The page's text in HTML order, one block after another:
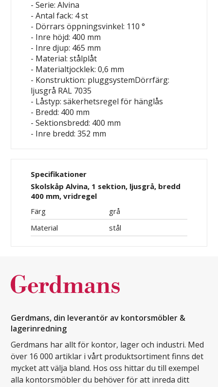
- Serie: Alvina
- Antal fack: 4 st
- Dörrars öppningsvinkel: 110 °
- Inre höjd: 400 mm
- Inre djup: 465 mm
- Material: stålplåt
- Materialtjocklek: 0,6 mm
- Konstruktion: pluggsystemDörrfärg:
ljusgrå RAL 7035
- Låstyp: säkerhetsregel för hänglås
- Bredd: 400 mm
- Sektionsbredd: 400 mm
- Inre bredd: 352 mm
Specifikationer
Skolskåp Alvina, 1 sektion, ljusgrå, bredd
400 mm, vridregel
Färg
grå
Material
stål
Gerdmans, din leverantör av kontorsmöbler &
lagerinredning
Gerdmans har allt för kontor, lager och industri. Med
över 16 000 artiklar i vårt produktsortiment finns det
mycket att välja bland. Hos oss hittar du till exempel
alla kontorsmöbler du behöver för att inreda ditt